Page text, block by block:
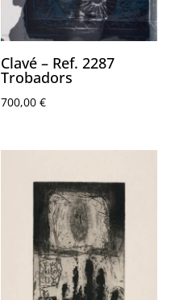
Clavé – Ref. 2287
Trobadors
700,00€